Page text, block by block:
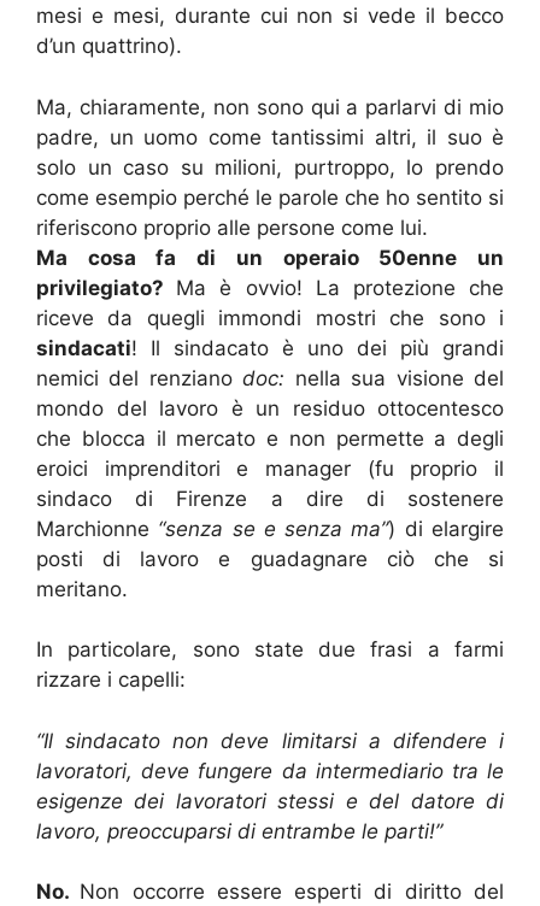
mesi e mesi, durante cui non si vede il becco
d’un quattrino).
Ma, chiaramente, non sono qui a parlarvi di mio
padre, un uomo come tantissimi altri, il suo è
solo un caso su milioni, purtroppo, lo prendo
come esempio perché le parole che ho sentito si
riferiscono proprio alle persone come lui.
Ma cosa fa di un operaio 50enne un
privilegiato? Ma è ovvio! La protezione che
riceve da quegli immondi mostri che sono i
sindacati! Il sindacato è uno dei più grandi
nemici del renzianodoc: nella sua visione del
mondo del lavoro è un residuo ottocentesco
che blocca il mercato e non permette a degli
eroici imprenditori e manager (fu proprio il
sindaco di Firenze a dire di sostenere
Marchionne “senza se e senza ma”) di elargire
posti di lavoro e guadagnare ciò che si
meritano.
In particolare, sono state due frasi a farmi
rizzare i capelli:
“Il sindacato non deve limitarsi a difendere i
lavoratori, deve fungere da intermediario tra le
esigenze dei lavoratori stessi e del datore di
lavoro, preoccuparsi di entrambe le parti!”
No. Non occorre essere esperti di diritto del